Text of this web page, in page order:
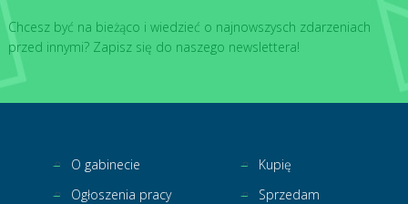
Chcesz być na bieżąco i wiedzieć o najnowszysch zdarzeniach
przed innymi? Zapisz się do naszego newslettera!
O gabinecie
Ogłoszenia pracy
Kupię
Sprzedam